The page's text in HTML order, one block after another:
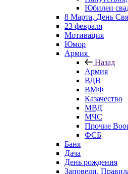
Юбилеи
8 Марта, День
23 февраля
Мотивация
Юмор
Армия
Назад
Армия
ВДВ
ВМФ
Казачество
МВД
МЧС
Прочие
ФСБ
Баня
Дача
День рождения
Заповеди,